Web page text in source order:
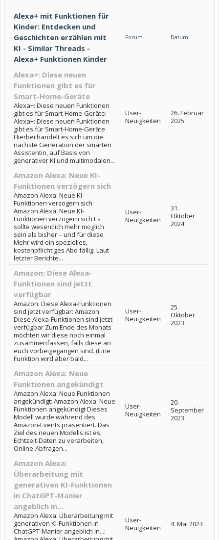
Alexa+ mit Funktionen für
Kinder: Entdecken und
Geschichten erzählen mit
KI - Similar Threads -
Alexa+ Funktionen Kinder
Forum Datum
Alexa+: Diese neuen
Funktionen gibt es für
Smart-Home-Geräte
Alexa+: Diese neuen Funktionen
gibt es für Smart-Home-Geräte:
Alexa+: Diese neuen Funktionen
gibt es für Smart-Home-Geräte
Hierbei handelt es sich um die
nächste Generation der smarten
Assistentin, auf Basis von
generativer KI und multimodalen...
User-
Neuigkeiten
26. Februar
2025
Amazon Alexa: Neue KI-
Funktionen verzögern sich
Amazon Alexa: Neue KI-
Funktionen verzögern sich:
Amazon Alexa: Neue KI-
Funktionen verzögern sich Es
sollte wesentlich mehr möglich
sein als bisher – und für diese
Mehr wird ein spezielles,
kostenpflichtiges Abo fällig. Laut
letzter Berichte...
User-
Neuigkeiten
31.
Oktober
2024
Amazon: Diese Alexa-
Funktionen sind jetzt
verfügbar
Amazon: Diese Alexa-Funktionen
sind jetzt verfügbar: Amazon:
Diese Alexa-Funktionen sind jetzt
verfügbar Zum Ende des Monats
möchten wir diese noch einmal
zusammenfassen, falls diese an
euch vorbeigegangen sind. (Eine
Funktion wird aber bald...
User-
Neuigkeiten
25.
Oktober
2023
Amazon Alexa: Neue
Funktionen angekündigt
Amazon Alexa: Neue Funktionen
angekündigt: Amazon Alexa: Neue
Funktionen angekündigt Dieses
Modell wurde während des
Amazon-Events präsentiert. Das
Ziel des neuen Modells ist es,
Echtzeit-Daten zu verarbeiten,
Online-Abfragen...
User-
Neuigkeiten
20.
September
2023
Amazon Alexa:
Überarbeitung mit
generativen KI-Funktionen
in ChatGPT-Manier
angeblich in...
Amazon Alexa: Überarbeitung mit
generativen KI-Funktionen in
ChatGPT-Manier angeblich in...:
User-
Neuigkeiten
4. Mai 2023